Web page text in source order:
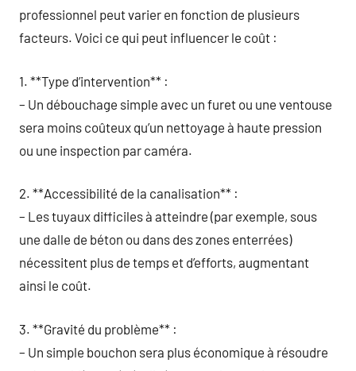
professionnel peut varier en fonction de plusieurs
facteurs. Voici ce qui peut influencer le coût :
1. **Type d’intervention** :
– Un débouchage simple avec un furet ou une ventouse
sera moins coûteux qu’un nettoyage à haute pression
ou une inspection par caméra.
2. **Accessibilité de la canalisation** :
– Les tuyaux difficiles à atteindre (par exemple, sous
une dalle de béton ou dans des zones enterrées)
nécessitent plus de temps et d’efforts, augmentant
ainsi le coût.
3. **Gravité du problème** :
– Un simple bouchon sera plus économique à résoudre